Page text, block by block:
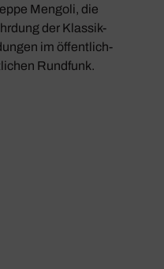
Mengoli, die
der Klassik-
im öffentlich-
Rundfunk.